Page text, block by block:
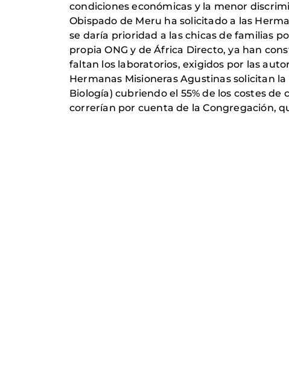
condiciones económicas y la menor
Obispado de Meru ha solicitado a las
se daría prioridad a las chicas de familias
propia ONG y de África Directo, ya han
faltan los laboratorios, exigidos por las
Hermanas Misioneras Agustinas solicitan
Biología) cubriendo el 55% de los costes
correrían por cuenta de la Congregación,